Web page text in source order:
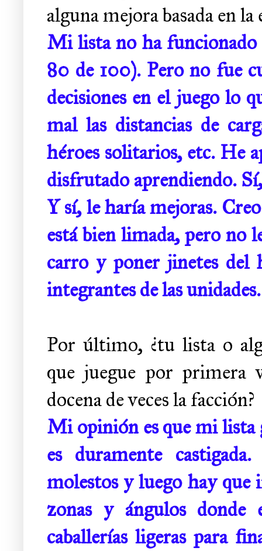
alguna mejora basada en la
Mi lista no ha funcionado
80 de 100). Pero no fue
decisiones en el juego lo
mal las distancias de
héroes solitarios, etc. He
disfrutado aprendiendo.
Y sí, le haría mejoras.
está bien limada, pero no
carro y poner jinetes del
integrantes de las unidades.
Por último, ¿tu lista o
que juegue por primera
docena de veces la facción?
Mi opinión es que mi lista
es duramente
molestos y luego hay que
zonas y ángulos donde
caballerías ligeras para